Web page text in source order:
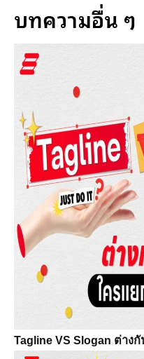
บทความอื่น ๆ
Tagline VS Slogan ต่าง